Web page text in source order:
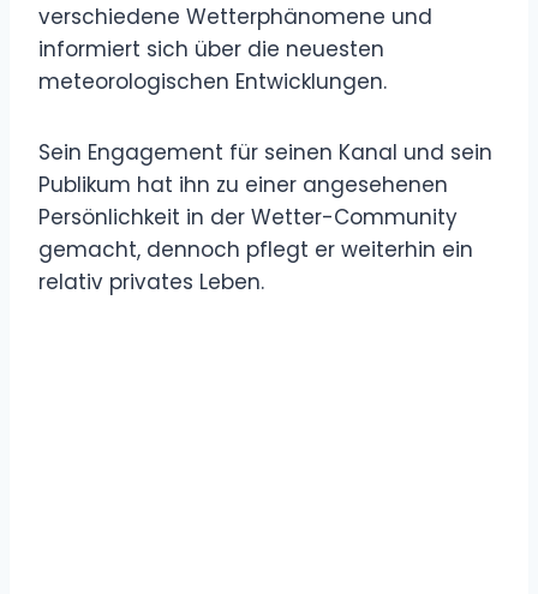
verschiedene Wetterphänomene und
informiert sich über die neuesten
meteorologischen Entwicklungen.
Sein Engagement für seinen Kanal und sein
Publikum hat ihn zu einer angesehenen
Persönlichkeit in der Wetter-Community
gemacht, dennoch pflegt er weiterhin ein
relativ privates Leben.